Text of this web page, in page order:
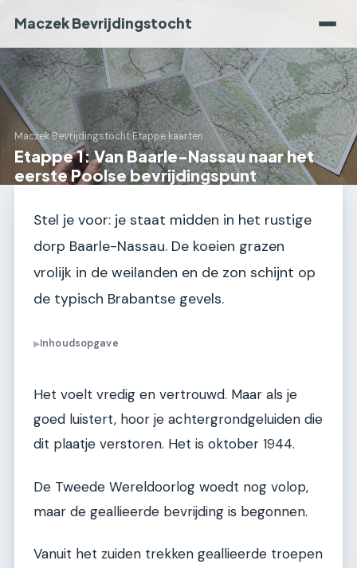
Maczek Bevrijdingstocht
Maczek Bevrijdingstocht›Etappe kaarten
Etappe 1: Van Baarle-Nassau naar het
eerste Poolse bevrijdingspunt
Stel je voor: je staat midden in het rustige
dorp Baarle-Nassau. De koeien grazen
vrolijk in de weilanden en de zon schijnt op
de typisch Brabantse gevels.
▶Inhoudsopgave
Het voelt vredig en vertrouwd. Maar als je
goed luistert, hoor je achtergrondgeluiden die
dit plaatje verstoren. Het is oktober 1944.
De Tweede Wereldoorlog woedt nog volop,
maar de geallieerde bevrijding is begonnen.
Vanuit het zuiden trekken geallieerde troepen